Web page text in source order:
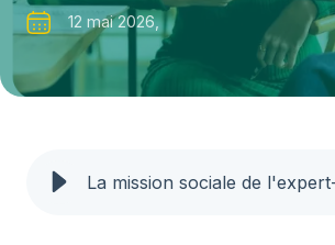
12 mai 2026,